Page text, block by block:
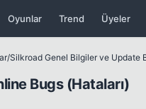
Oyunlar Trend Üyeler
/Silkroad Genel Bilgiler ve Update
Bugs (Hataları)